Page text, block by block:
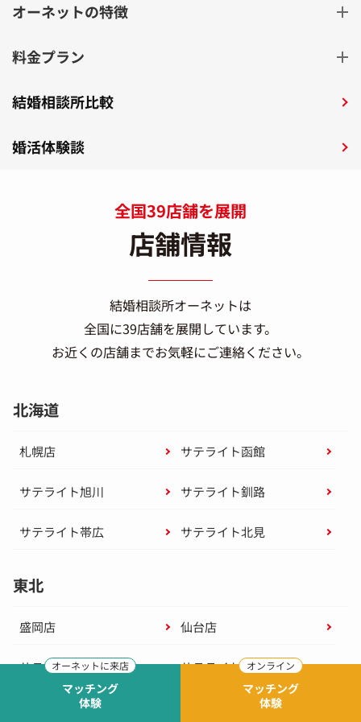
マッチング
体験
マッチング
体験
オーネットの特徴
料金プラン
結婚相談所比較
婚活体験談
全国39店舗を展開
店舗情報
結婚相談所オーネットは
全国に39店舗を展開しています。
お近くの店舗までお気軽にご連絡ください。
北海道
札幌店 サテライト函館
サテライト旭川 サテライト釧路
サテライト帯広 サテライト北見
東北
盛岡店 仙台店
サテライト青森 サテライト秋田
サテライト山形 サテライト郡山